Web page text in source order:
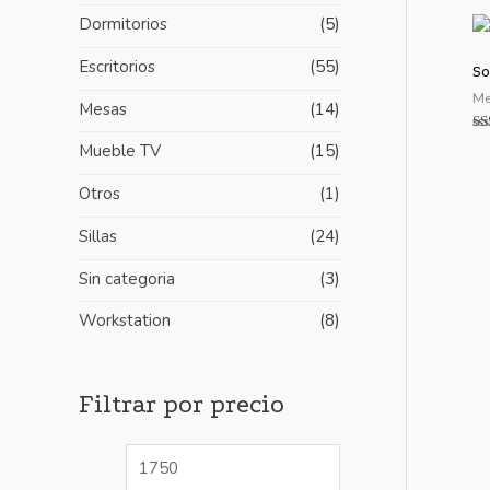
Dormitorios
(5)
Escritorios
(55)
Mesas
(14)
Mueble TV
(15)
Otros
(1)
Sillas
(24)
Sin categoria
(3)
Workstation
(8)
Filtrar por precio
i
o
i